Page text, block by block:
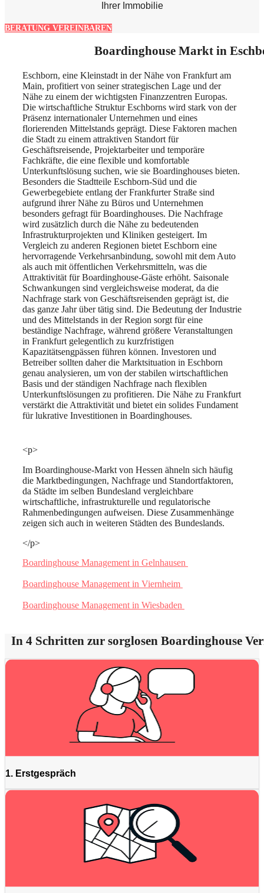
Ihrer Immobilie
BERATUNG VEREINBAREN
Boardinghouse Markt in
Eschborn, eine Kleinstadt in der Nähe von Frankfurt am
Main, profitiert von seiner strategischen Lage und der
Nähe zu einem der wichtigsten Finanzzentren Europas.
Die wirtschaftliche Struktur Eschborns wird stark von der
Präsenz internationaler Unternehmen und eines
florierenden Mittelstands geprägt. Diese Faktoren machen
die Stadt zu einem attraktiven Standort für
Geschäftsreisende, Projektarbeiter und temporäre
Fachkräfte, die eine flexible und komfortable
Unterkunftslösung suchen, wie sie Boardinghouses bieten.
Besonders die Stadtteile Eschborn-Süd und die
Gewerbegebiete entlang der Frankfurter Straße sind
aufgrund ihrer Nähe zu Büros und Unternehmen
besonders gefragt für Boardinghouses. Die Nachfrage
wird zusätzlich durch die Nähe zu bedeutenden
Infrastrukturprojekten und Kliniken gesteigert. Im
Vergleich zu anderen Regionen bietet Eschborn eine
hervorragende Verkehrsanbindung, sowohl mit dem Auto
als auch mit öffentlichen Verkehrsmitteln, was die
Attraktivität für Boardinghouse-Gäste erhöht. Saisonale
Schwankungen sind vergleichsweise moderat, da die
Nachfrage stark von Geschäftsreisenden geprägt ist, die
das ganze Jahr über tätig sind. Die Bedeutung der Industrie
und des Mittelstands in der Region sorgt für eine
beständige Nachfrage, während größere Veranstaltungen
in Frankfurt gelegentlich zu kurzfristigen
Kapazitätsengpässen führen können. Investoren und
Betreiber sollten daher die Marktsituation in Eschborn
genau analysieren, um von der stabilen wirtschaftlichen
Basis und der ständigen Nachfrage nach flexiblen
Unterkunftslösungen zu profitieren. Die Nähe zu Frankfurt
verstärkt die Attraktivität und bietet ein solides Fundament
für lukrative Investitionen in Boardinghouses.
<p>
Im Boardinghouse-Markt von Hessen ähneln sich häufig
die Marktbedingungen, Nachfrage und Standortfaktoren,
da Städte im selben Bundesland vergleichbare
wirtschaftliche, infrastrukturelle und regulatorische
Rahmenbedingungen aufweisen. Diese Zusammenhänge
zeigen sich auch in weiteren Städten des Bundeslands.
</p>
Boardinghouse Management in Gelnhausen
Boardinghouse Management in Viernheim
Boardinghouse Management in Wiesbaden
In 4 Schritten zur sorglosen Boardinghouse
1. Erstgespräch